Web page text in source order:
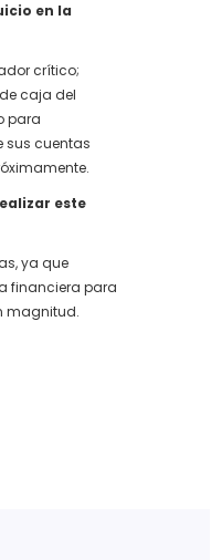
en la
crítico;
caja del
para
sus cuentas
este
ya que
financiera para
magnitud.